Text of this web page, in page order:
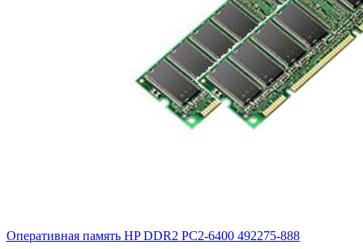
Оперативная память HP DDR2 PC2-6400 492275-888